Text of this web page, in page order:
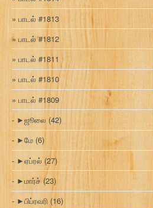
பாடல் #1813
பாடல் #1812
பாடல் #1811
பாடல் #1810
பாடல் #1809
►ஜூலை (42)
►மே (6)
►ஏப்ரல் (27)
►மார்ச்(23)
►பிப்ரவரி (16)